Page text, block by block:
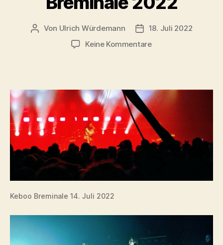
Beitragsautor
Von Ulrich Würdemann Beitragsdatum
18. Juli 2022
Keine Kommentarezu
Keboo Breminale 14. Juli 2022